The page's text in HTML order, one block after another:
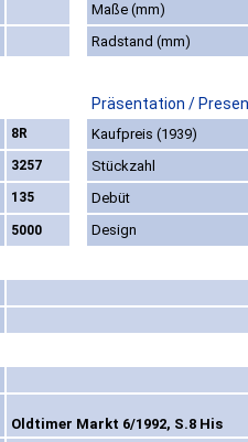
Maße (mm)
Radstand (mm)
Präsentation /
8R
Kaufpreis (1939)
3257
Stückzahl
135
Debüt
5000 Design
Oldtimer Markt 6/1992, S.8 His